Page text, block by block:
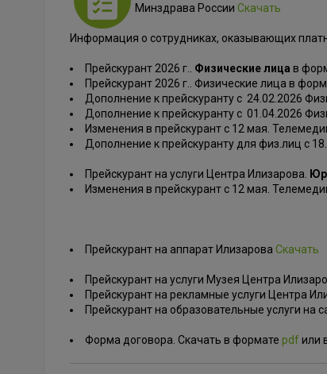
Минздрава РоссииСкачать
Информация о сотрудниках, оказывающих
Прейскурант 2026 г.. Физические лицав
Прейскурант 2026 г.. Физические лица в
Дополнение к прейскуранту с 24.02.2026
Дополнение к прейскуранту с 01.04.2026
Изменения в прейскурант с 12 мая.
Дополнение к прейскуранту для физ.лиц с
Прейскурант на услуги Центра Илизарова.
Изменения в прейскурант с 12 мая.
Прейскурант на аппарат ИлизароваСкачать
Прейскурант на услуги Музея Центра
Прейскурант на рекламные услуги Центра
Прейскурант на образовательные услуги на
Форма договора. Скачать в форматеpdfили